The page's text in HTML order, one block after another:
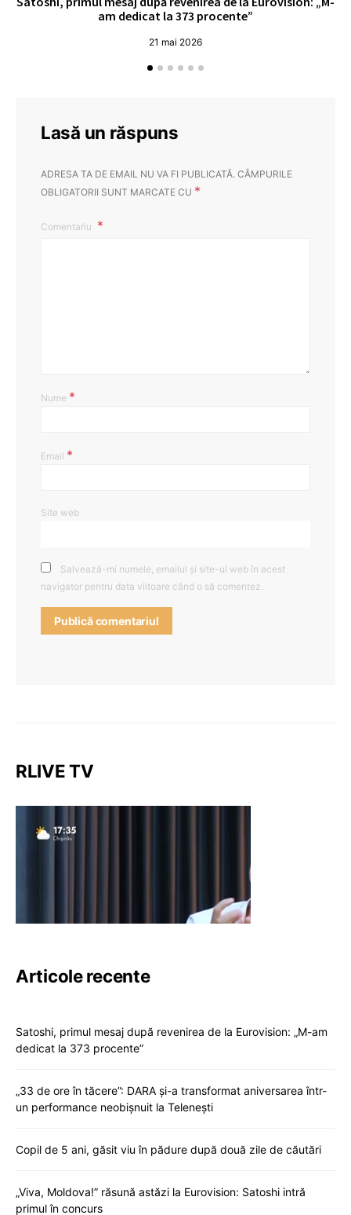
am dedicat la 373 procente”
21 mai 2026
Lasă un răspuns
ADRESA TA DE EMAIL NU VA FI PUBLICATĂ. CÂMPURILE
OBLIGATORII SUNT MARCATE CU *
Comentariu
Nume *
Email *
Site web
Salvează-mi numele, emailul și site-ul web în acest
navigator pentru data viitoare când o să comentez.
RLIVE TV
Articole recente
Satoshi, primul mesaj după revenirea de la Eurovision: „M-am
dedicat la 373 procente”
„33 de ore în tăcere”: DARA și-a transformat aniversarea într-
un performance neobișnuit la Telenești
Copil de 5 ani, găsit viu în pădure după două zile de căutări
„Viva, Moldova!” răsună astăzi la Eurovision: Satoshi intră
primul în concurs